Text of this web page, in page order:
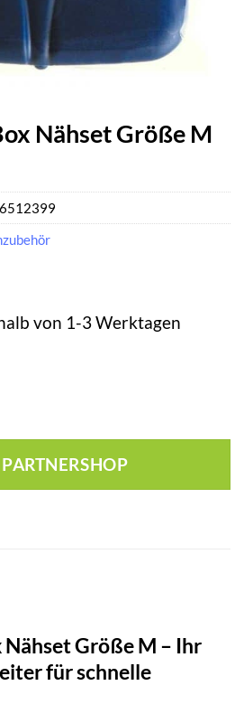
Nähset Größe M
von 1-3 Werktagen
Nähset Größe M – Ihr
für schnelle